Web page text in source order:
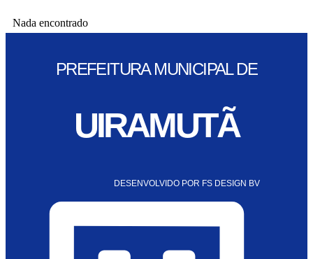
Nada encontrado
PREFEITURA MUNICIPAL DE
UIRAMUTÃ
DESENVOLVIDO POR FS DESIGN BV